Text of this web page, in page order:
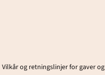
Vilkår og retningslinjer for gaver